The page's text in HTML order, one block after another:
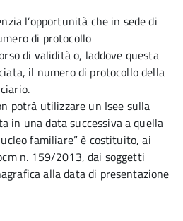
l’opportunità che in sede di
di protocollo
di validità o, laddove questa
il numero di protocollo della
potrà utilizzare un Isee sulla
in una data successiva a quella
familiare” è costituito, ai
n. 159/2013, dai soggetti
alla data di presentazione